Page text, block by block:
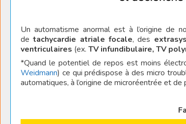
Un automatisme anormal est à l’origine de
detachycardie atriale focale, des
ventriculaires (ex. TV infundibulaire, TV
*Quand le potentiel de repos est moins
Weidmann) ce qui prédispose à des micro
automatiques, à l’origine de microréentrée et de